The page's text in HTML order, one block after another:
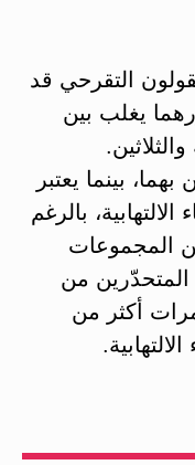
التقرحي قد
يغلب بين
بينما يعتبر
بالرغم
المجموعات
المتحدّرين من
أكثر من